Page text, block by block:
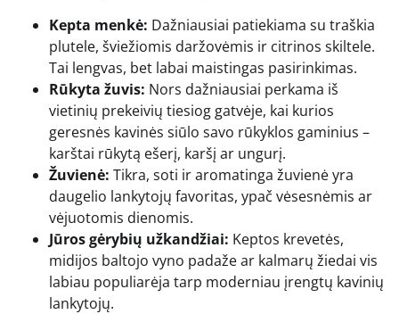
Kepta menkė: Dažniausiai patiekiama su traškia
plutele, šviežiomis daržovėmis ir citrinos skiltele.
Tai lengvas, bet labai maistingas pasirinkimas.
Rūkyta žuvis: Nors dažniausiai perkama iš
vietinių prekeivių tiesiog gatvėje, kai kurios
geresnės kavinės siūlo savo rūkyklos gaminius –
karštai rūkytą ešerį, karšį ar ungurį.
Žuvienė: Tikra, soti ir aromatinga žuvienė yra
daugelio lankytojų favoritas, ypač vėsesnėmis ar
vėjuotomis dienomis.
Jūros gėrybių užkandžiai: Keptos krevetės,
midijos baltojo vyno padaže ar kalmarų žiedai vis
labiau populiarėja tarp moderniau įrengtų kavinių
lankytojų.